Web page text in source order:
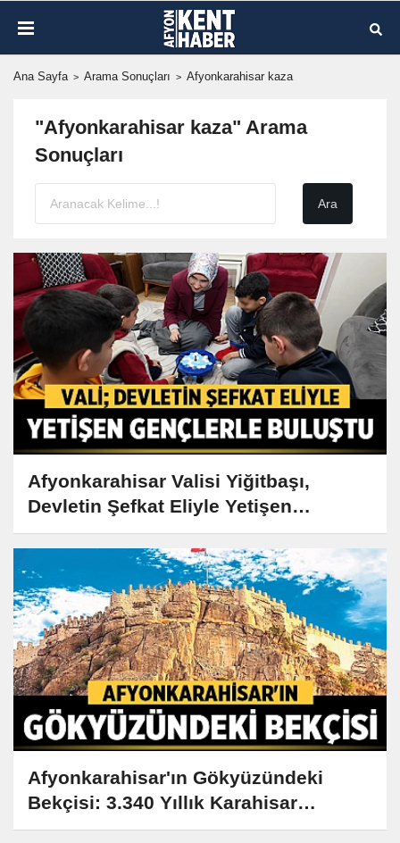
Ana Sayfa Arama Sonuçları Afyonkarahisar kaza
"Afyonkarahisar kaza" Arama
Sonuçları
Afyonkarahisar Valisi Yiğitbaşı,
Devletin Şefkat Eliyle Yetişen
Gençlerle Buluştu
Afyonkarahisar'ın Gökyüzündeki
Bekçisi: 3.340 Yıllık Karahisar
Kalesi'nin Sırları